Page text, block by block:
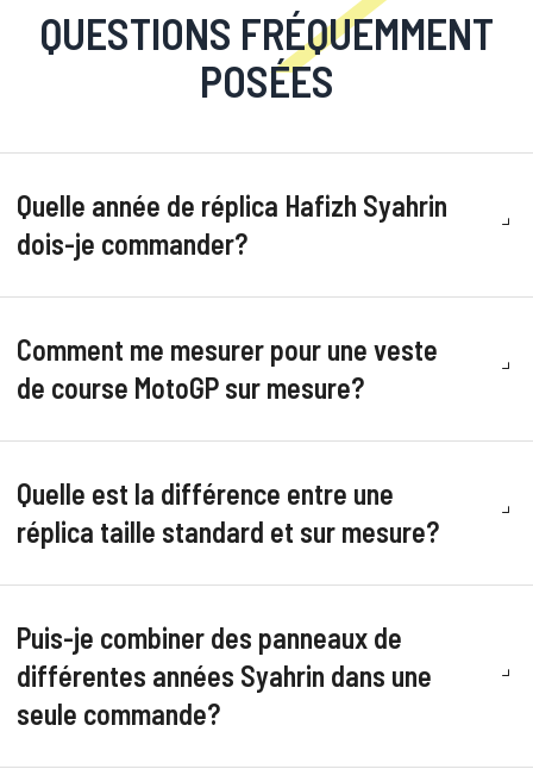
QUESTIONS FRÉQUEMMENT
POSÉES
Quelle année de réplica Hafizh Syahrin
dois-je commander?
Comment me mesurer pour une veste
de course MotoGP sur mesure?
Quelle est la différence entre une
réplica taille standard et sur mesure?
Puis-je combiner des panneaux de
différentes années Syahrin dans une
seule commande?